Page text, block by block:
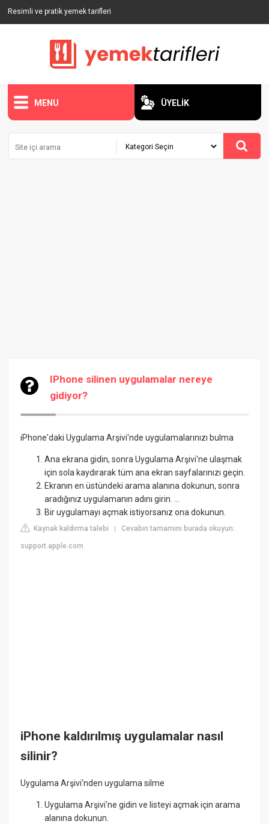
Resimli ve pratik yemek tarifleri
MENU ÜYELİK
IPhone silinen uygulamalar nereye
gidiyor?
iPhone'daki Uygulama Arşivi'nde uygulamalarınızı bulma
Ana ekrana gidin, sonra Uygulama Arşivi'ne ulaşmak
için sola kaydırarak tüm ana ekran sayfalarınızı geçin.
Ekranın en üstündeki arama alanına dokunun, sonra
aradığınız uygulamanın adını girin. ...
Bir uygulamayı açmak istiyorsanız ona dokunun.
Kaynak kaldırma talebi |Cevabın tamamını burada okuyun:
support.apple.com
iPhone kaldırılmış uygulamalar nasıl
silinir?
Uygulama Arşivi'nden uygulama silme
Uygulama Arşivi'ne gidin ve listeyi açmak için arama
alanına dokunun.